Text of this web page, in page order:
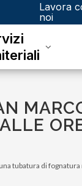
Lavora
noi
tubatura di